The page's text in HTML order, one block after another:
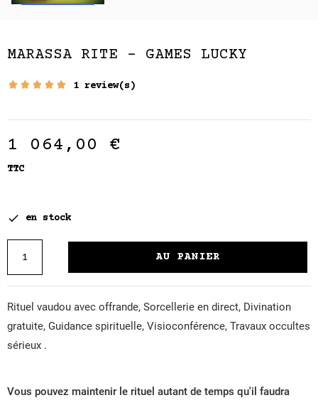
MARASSA RITE - GAMES LUCKY
1 review(s)
1 064,00 €
TTC
 en stock
AU PANIER
Rituel vaudou avec offrande, Sorcellerie en direct, Divination
gratuite, Guidance spirituelle, Visioconférence, Travaux occultes
sérieux .
Vous pouvez maintenir le rituel autant de temps qu'il faudra